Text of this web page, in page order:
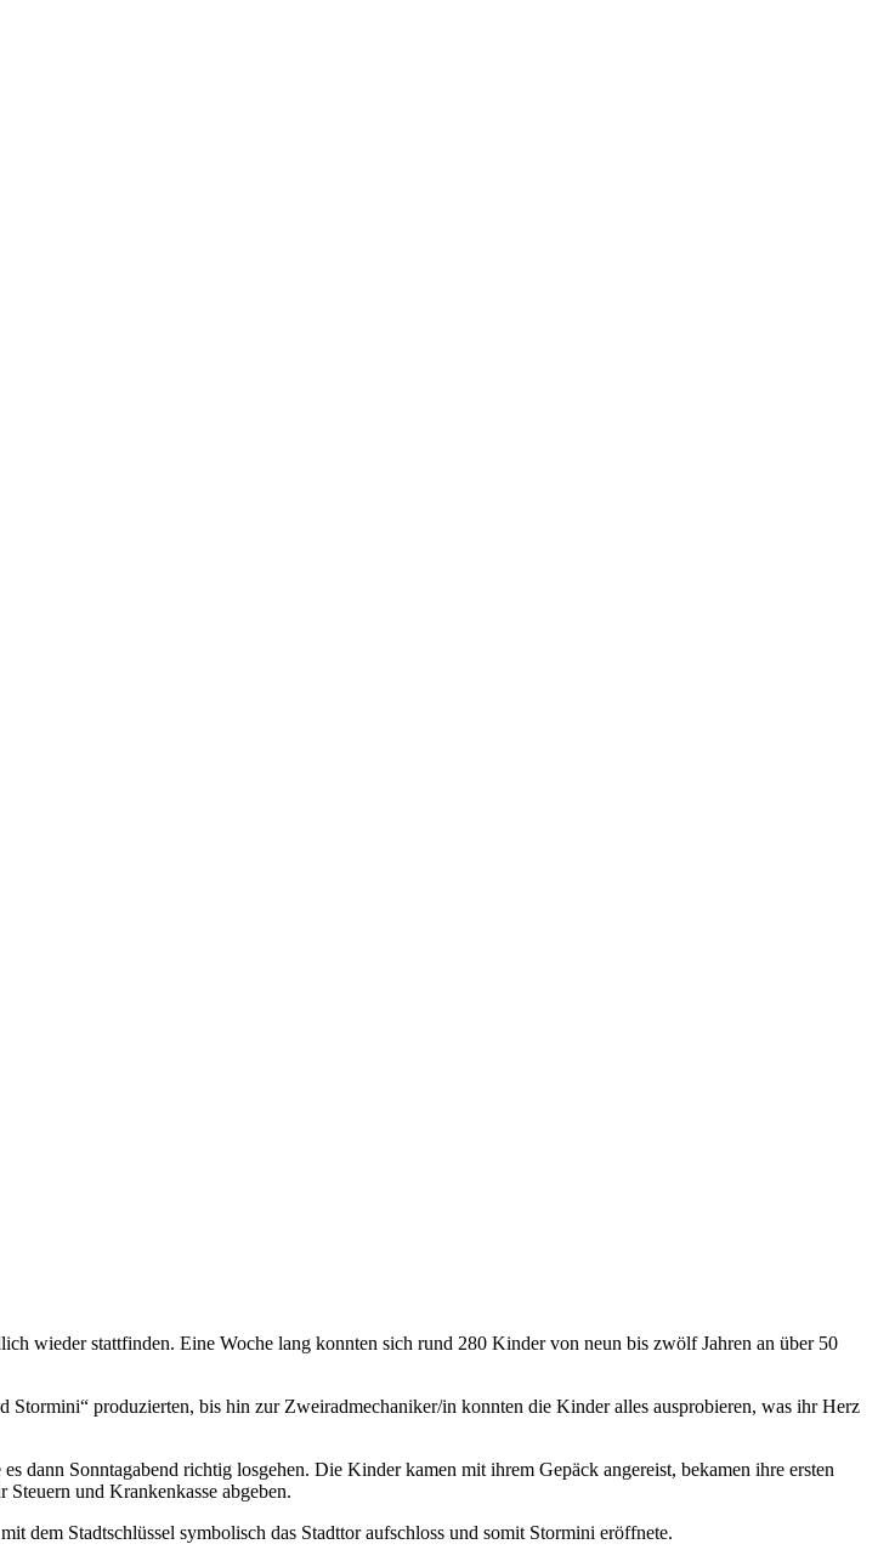
wieder stattfinden. Eine Woche lang konnten sich rund 280 Kinder von neun bis zwölf Jahren an über 50
produzierten, bis hin zur Zweiradmechaniker/in konnten die Kinder alles ausprobieren, was ihr Herz
dann Sonntagabend richtig losgehen. Die Kinder kamen mit ihrem Gepäck angereist, bekamen ihre ersten
und Krankenkasse abgeben.
dem Stadtschlüssel symbolisch das Stadttor aufschloss und somit Stormini eröffnete.